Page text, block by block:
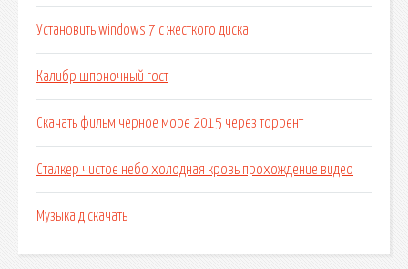
Установить windows 7 с жесткого диска
Калибр шпоночный гост
Скачать фильм черное море 2015 через торрент
Сталкер чистое небо холодная кровь прохождение видео
Музыка д скачать